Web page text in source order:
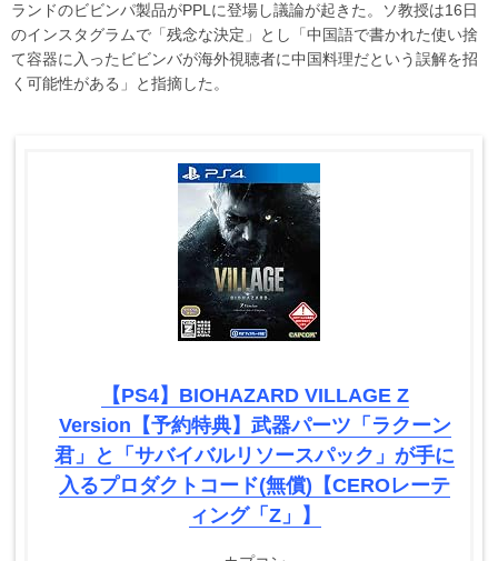
ランドのビビンパ製品がPPLに登場し議論が起きた。ソ教授は16日
のインスタグラムで「残念な決定」とし「中国語で書かれた使い捨
て容器に入ったビビンバが海外視聴者に中国料理だという誤解を招
く可能性がある」と指摘した。
【PS4】BIOHAZARD VILLAGE Z
Version【予約特典】武器パーツ「ラクーン
君」と「サバイバルリソースパック」が手に
入るプロダクトコード(無償)【CEROレーテ
ィング「Z」】